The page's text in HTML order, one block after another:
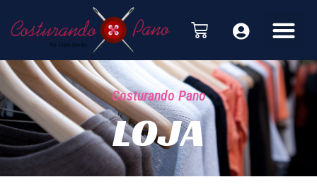
Costurando Pano
LOJA